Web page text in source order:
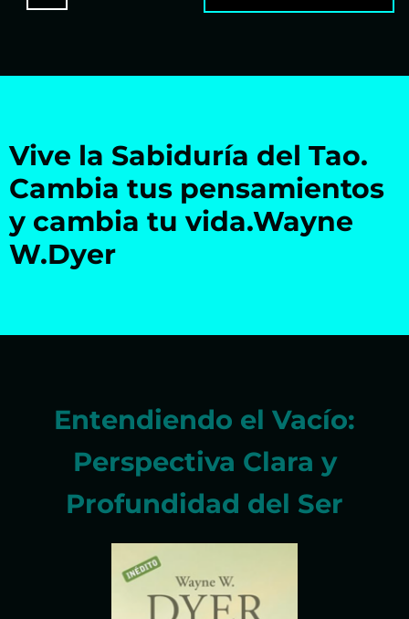
Vive la Sabiduría del Tao.
Cambia tus pensamientos
y cambia tu vida.Wayne
W.Dyer
Entendiendo el Vacío:
Perspectiva Clara y
Profundidad del Ser